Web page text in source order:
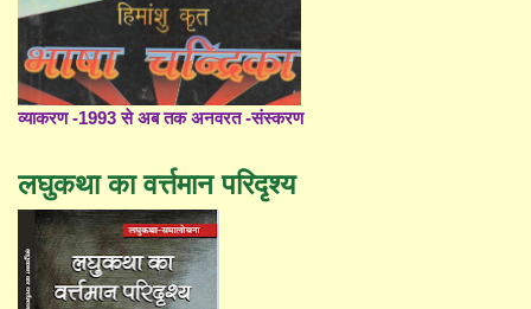
व्याकरण -1993 से अब तक अनवरत -संस्करण
लघुकथा का वर्त्तमान परिदृश्य